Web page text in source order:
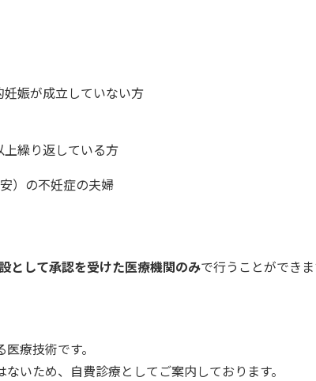
娠が成立していない方
繰り返している方
）の不妊症の夫婦
として承認を受けた医療機関のみで行うことができ
療技術です。
いため、自費診療としてご案内しております。